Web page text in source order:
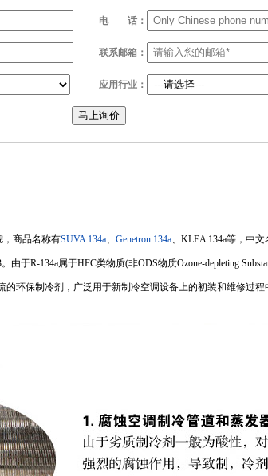
电 话：
联系邮箱：
应用行业：
马上询价
，商品名称有SUVA 134a、 Genetron 134a、KLEA 134a等，中
由于R-134a属于HFC类物质(非ODS物质Ozone-depleting
环保制冷剂，广泛用于新制冷空调设备上的初装和维修过程